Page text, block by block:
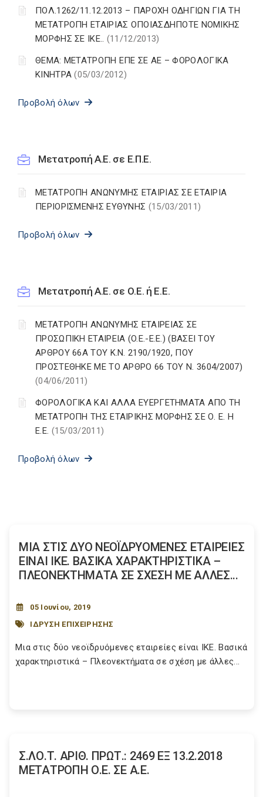
ΠΟΛ.1262/11.12.2013 – ΠΑΡΟΧΗ ΟΔΗΓΙΩΝ ΓΙΑ ΤΗ
ΜΕΤΑΤΡΟΠΗ ΕΤΑΙΡΙΑΣ ΟΠΟΙΑΣΔΗΠΟΤΕ ΝΟΜΙΚΗΣ
ΜΟΡΦΗΣ ΣΕ ΙΚΕ.. (11/12/2013)
ΘΕΜΑ: ΜΕΤΑΤΡΟΠΗ ΕΠΕ ΣΕ ΑΕ – ΦΟΡΟΛΟΓΙΚΑ
ΚΙΝΗΤΡΑ(05/03/2012)
Προβολή όλων
Μετατροπή A.E. σε Ε.Π.Ε.
ΜΕΤΑΤΡΟΠΗ ΑΝΩΝΥΜΗΣ ΕΤΑΙΡΙΑΣ ΣΕ ΕΤΑΙΡΙΑ
ΠΕΡΙΟΡΙΣΜΕΝΗΣ ΕΥΘΥΝΗΣ (15/03/2011)
Προβολή όλων
Μετατροπή Α.Ε. σε Ο.Ε. ή Ε.Ε.
MΕΤΑΤΡΟΠΗ AΝΩΝΥΜΗΣ EΤΑΙΡΕΙΑΣ ΣΕ
ΠΡΟΣΩΠΙΚΗ EΤΑΙΡΕΙΑ (O.E.-E.E.) (ΒΑΣΕΙ ΤΟΥ
ΑΡΘΡΟΥ 66Α ΤΟΥ K.N. 2190/1920, ΠΟΥ
ΠΡΟΣΤΕΘΗΚΕ ΜΕ ΤΟ ΑΡΘΡΟ 66 ΤΟΥ N. 3604/2007)
(04/06/2011)
ΦΟΡΟΛΟΓΙΚΑ ΚΑΙ ΑΛΛΑ ΕΥΕΡΓΕΤΗΜΑΤΑ ΑΠΟ ΤΗ
ΜΕΤΑΤΡΟΠΗ ΤΗΣ ΕΤΑΙΡΙΚΗΣ ΜΟΡΦΗΣ ΣΕ Ο. Ε. Η
Ε.Ε. (15/03/2011)
Προβολή όλων
ΜΙΑ ΣΤΙΣ ΔΥΟ ΝΕΟΪΔΡΥΟΜΕΝΕΣ ΕΤΑΙΡΕΙΕΣ
ΕΙΝΑΙ ΙΚΕ. ΒΑΣΙΚΑ ΧΑΡΑΚΤΗΡΙΣΤΙΚΑ –
ΠΛΕΟΝΕΚΤΗΜΑΤΑ ΣΕ ΣΧΕΣΗ ΜΕ ΑΛΛΕΣ...
05 Ιουνίου, 2019
ΙΔΡΥΣΗ ΕΠΙΧΕΙΡΗΣΗΣ
Μια στις δύο νεοϊδρυόμενες εταιρείες είναι ΙΚΕ. Βασικά
χαρακτηριστικά – Πλεονεκτήματα σε σχέση με άλλες...
Σ.ΛΟ.Τ. ΑΡΙΘ. ΠΡΩΤ.: 2469 ΕΞ 13.2.2018
ΜΕΤΑΤΡΟΠΗ Ο.Ε. ΣΕ Α.Ε.